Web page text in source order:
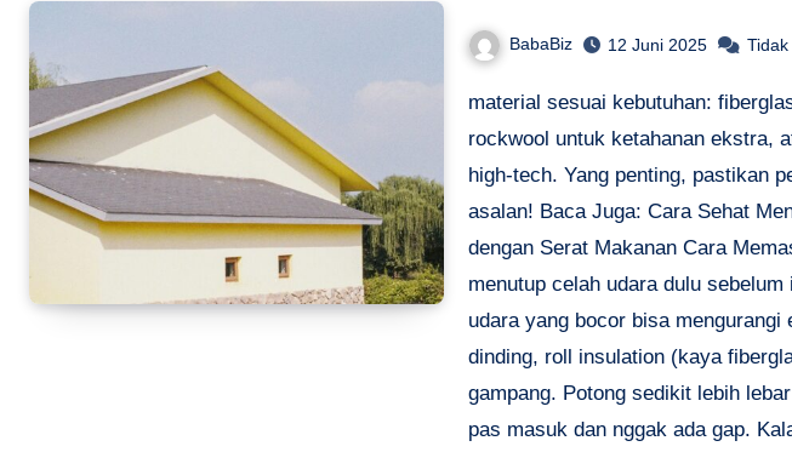
BabaBiz 12 Juni 2025
material sesuai kebutuhan:
rockwool untuk ketahanan ekstra,
high-tech. Yang penting, pastikan
asalan! Baca Juga: Cara Sehat
dengan Serat Makanan Cara
menutup celah udara dulu
udara yang bocor bisa
dinding, roll insulation (kaya
gampang. Potong sedikit lebih
pas masuk dan nggak ada gap.